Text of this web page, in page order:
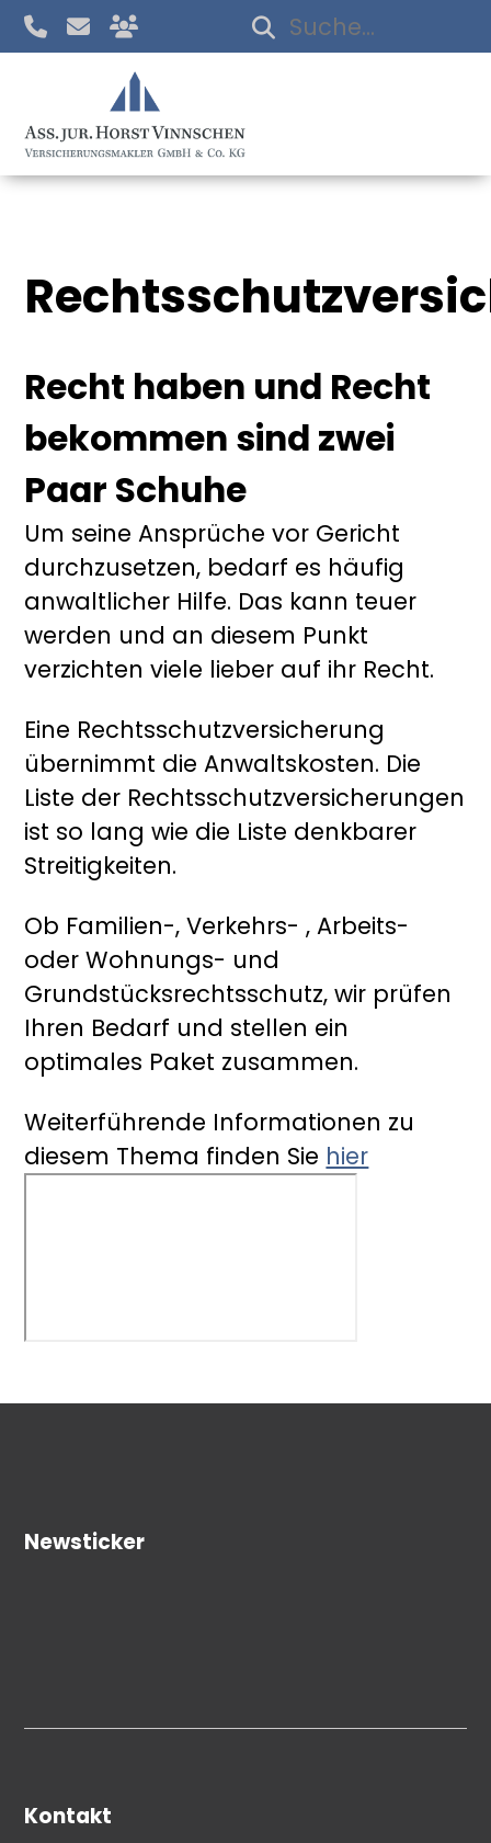
Recht haben und Recht
bekommen sind zwei
Paar Schuhe
Um seine Ansprüche vor Gericht
durchzusetzen, bedarf es häufig
anwaltlicher Hilfe. Das kann teuer
werden und an diesem Punkt
verzichten viele lieber auf ihr Recht.
Eine Rechtsschutzversicherung
übernimmt die Anwaltskosten. Die
Liste der Rechtsschutzversicherungen
ist so lang wie die Liste denkbarer
Streitigkeiten.
Ob Familien-, Verkehrs- , Arbeits-
oder Wohnungs- und
Grundstücksrechtsschutz, wir prüfen
Ihren Bedarf und stellen ein
optimales Paket zusammen.
Weiterführende Informationen zu
diesem Thema finden Sie hier
Newsticker
Kontakt